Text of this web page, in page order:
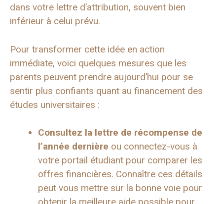
dans votre lettre d’attribution, souvent bien
inférieur à celui prévu.
Pour transformer cette idée en action
immédiate, voici quelques mesures que les
parents peuvent prendre aujourd’hui pour se
sentir plus confiants quant au financement des
études universitaires :
Consultez la lettre de récompense de
l’année dernière ou connectez-vous à
votre portail étudiant pour comparer les
offres financières. Connaître ces détails
peut vous mettre sur la bonne voie pour